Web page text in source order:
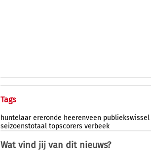
Tags
huntelaar ereronde heerenveen publiekswissel
seizoenstotaal topscorers verbeek
Wat vind jij van dit nieuws?